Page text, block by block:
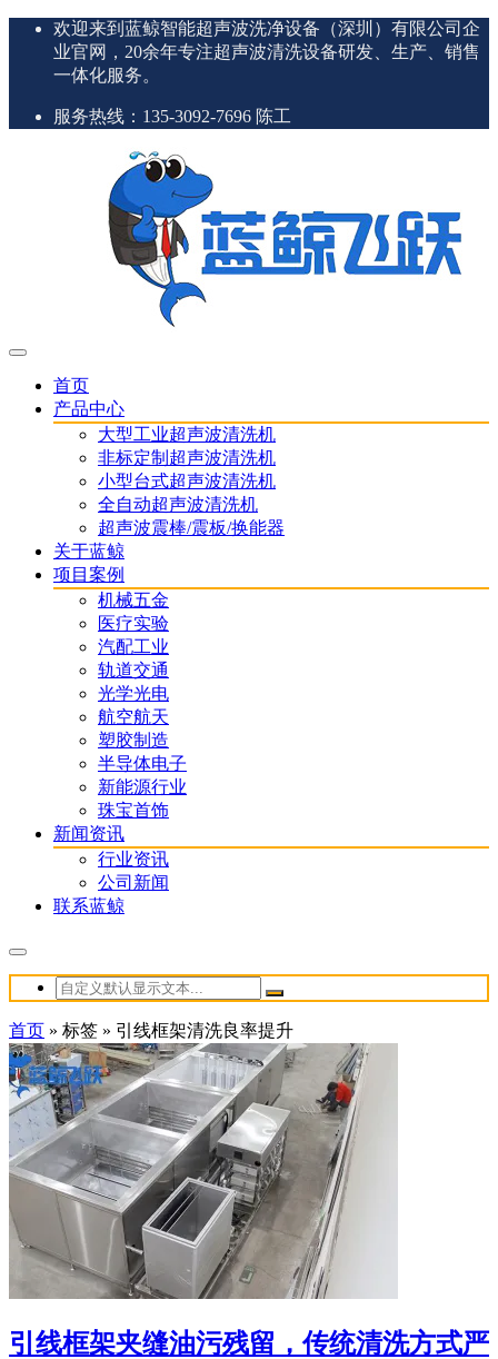
欢迎来到蓝鲸智能超声波洗净设备（深圳）有限公司企
业官网，20余年专注超声波清洗设备研发、生产、销售
一体化服务。
服务热线：135-3092-7696 陈工
首页
产品中心
大型工业超声波清洗机
非标定制超声波清洗机
小型台式超声波清洗机
全自动超声波清洗机
超声波震棒/震板/换能器
关于蓝鲸
项目案例
机械五金
医疗实验
汽配工业
轨道交通
光学光电
航空航天
塑胶制造
半导体电子
新能源行业
珠宝首饰
新闻资讯
行业资讯
公司新闻
联系蓝鲸
首页 » 标签 » 引线框架清洗良率提升
引线框架夹缝油污残留，传统清洗方式严